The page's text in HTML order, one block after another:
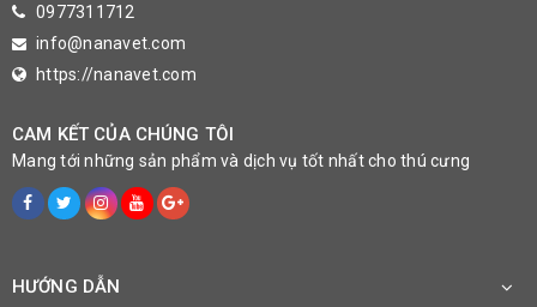
0977311712
info@nanavet.com
https://nanavet.com
CAM KẾT CỦA CHÚNG TÔI
Mang tới những sản phẩm và dịch vụ tốt nhất cho thú cưng
HƯỚNG DẪN